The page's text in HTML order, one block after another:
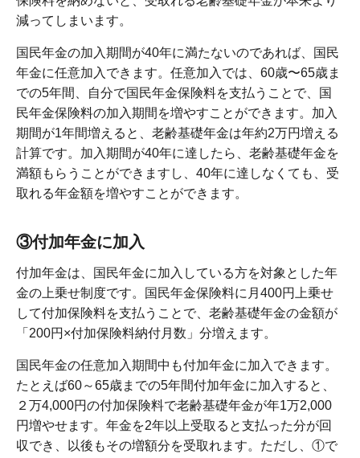
減ってしまいます。
国民年金の加入期間が40年に満たないのであれば、国民
年金に任意加入できます。任意加入では、60歳〜65歳ま
での5年間、自分で国民年金保険料を支払うことで、国
民年金保険料の加入期間を増やすことができます。加入
期間が1年間増えると、老齢基礎年金は年約2万円増える
計算です。加入期間が40年に達したら、老齢基礎年金を
満額もらうことができますし、40年に達しなくても、受
取れる年金額を増やすことができます。
③付加年金に加入
付加年金は、国民年金に加入している方を対象とした年
金の上乗せ制度です。国民年金保険料に月400円上乗せ
して付加保険料を支払うことで、老齢基礎年金の金額が
「200円×付加保険料納付月数」分増えます。
国民年金の任意加入期間中も付加年金に加入できます。
たとえば60～65歳までの5年間付加年金に加入すると、
２万4,000円の付加保険料で老齢基礎年金が年1万2,000
円増やせます。年金を2年以上受取ると支払った分が回
収でき、以後もその増額分を受取れます。ただし、①で